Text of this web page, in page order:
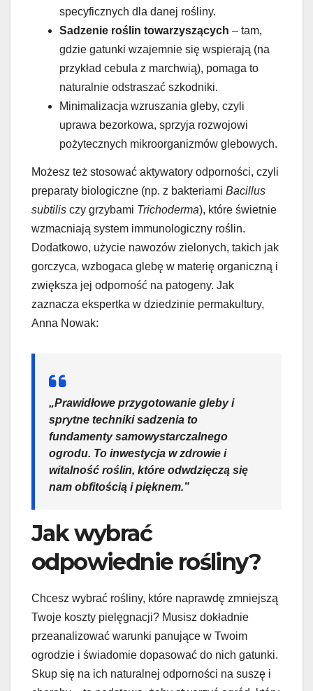
specyficznych dla danej rośliny.
Sadzenie roślin towarzyszących – tam,
gdzie gatunki wzajemnie się wspierają (na
przykład cebula z marchwią), pomaga to
naturalnie odstraszać szkodniki.
Minimalizacja wzruszania gleby, czyli
uprawa bezorkowa, sprzyja rozwojowi
pożytecznych mikroorganizmów glebowych.
Możesz też stosować aktywatory odporności, czyli
preparaty biologiczne (np. z bakteriami Bacillus
subtilis czy grzybami Trichoderma), które świetnie
wzmacniają system immunologiczny roślin.
Dodatkowo, użycie nawozów zielonych, takich jak
gorczyca, wzbogaca glebę w materię organiczną i
zwiększa jej odporność na patogeny. Jak
zaznacza ekspertka w dziedzinie permakultury,
Anna Nowak:
„Prawidłowe przygotowanie gleby i
sprytne techniki sadzenia to
fundamenty samowystarczalnego
ogrodu. To inwestycja w zdrowie i
witalność roślin, które odwdzięczą się
nam obfitością i pięknem.”
Jak wybrać
odpowiednie rośliny?
Chcesz wybrać rośliny, które naprawdę zmniejszą
Twoje koszty pielęgnacji? Musisz dokładnie
przeanalizować warunki panujące w Twoim
ogrodzie i świadomie dopasować do nich gatunki.
Skup się na ich naturalnej odporności na suszę i